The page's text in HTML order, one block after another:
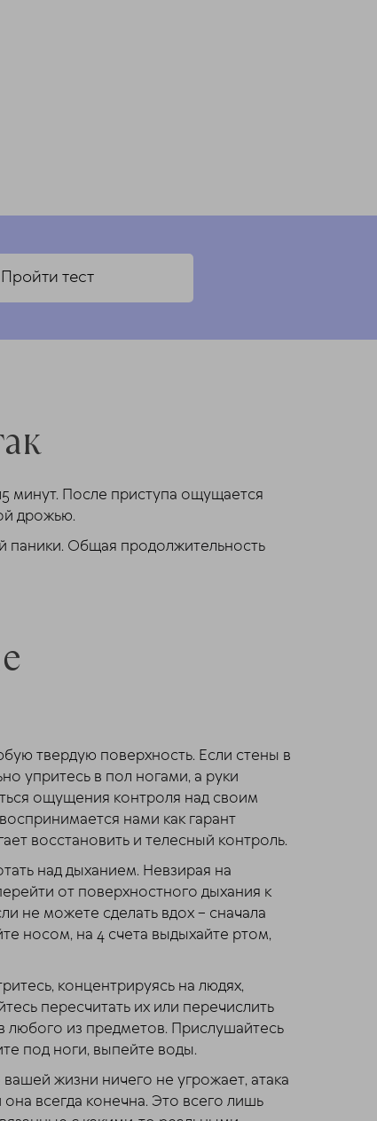
Пройти тест
минут. После приступа ощущается
дрожью.
паники. Общая продолжительность
твердую поверхность. Если стены в
упритесь в пол ногами, а руки
ощущения контроля над своим
нами как гарант
восстановить и телесный контроль.
над дыханием. Невзирая на
от поверхностного дыхания к
не можете сделать вдох – сначала
носом, на 4 счета выдыхайте ртом,
концентрируясь на людях,
пересчитать их или перечислить
из предметов. Прислушайтесь
под ноги, выпейте воды.
жизни ничего не угрожает, атака
всегда конечна. Это всего лишь